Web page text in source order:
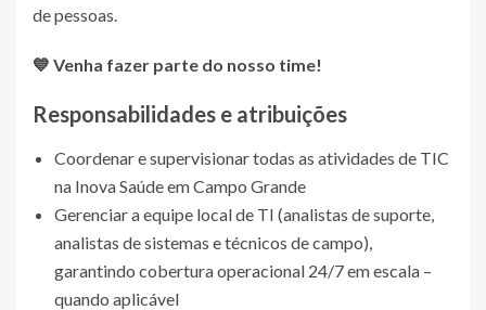
de pessoas.
💙 Venha fazer parte do nosso time!
Responsabilidades e atribuições
Coordenar e supervisionar todas as atividades de TIC
na Inova Saúde em Campo Grande
Gerenciar a equipe local de TI (analistas de suporte,
analistas de sistemas e técnicos de campo),
garantindo cobertura operacional 24/7 em escala –
quando aplicável